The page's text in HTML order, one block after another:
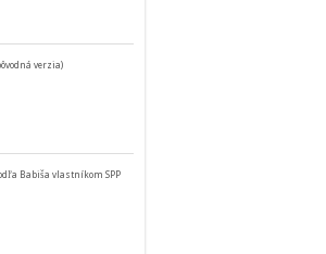
verzia)
Babiša vlastníkom SPP